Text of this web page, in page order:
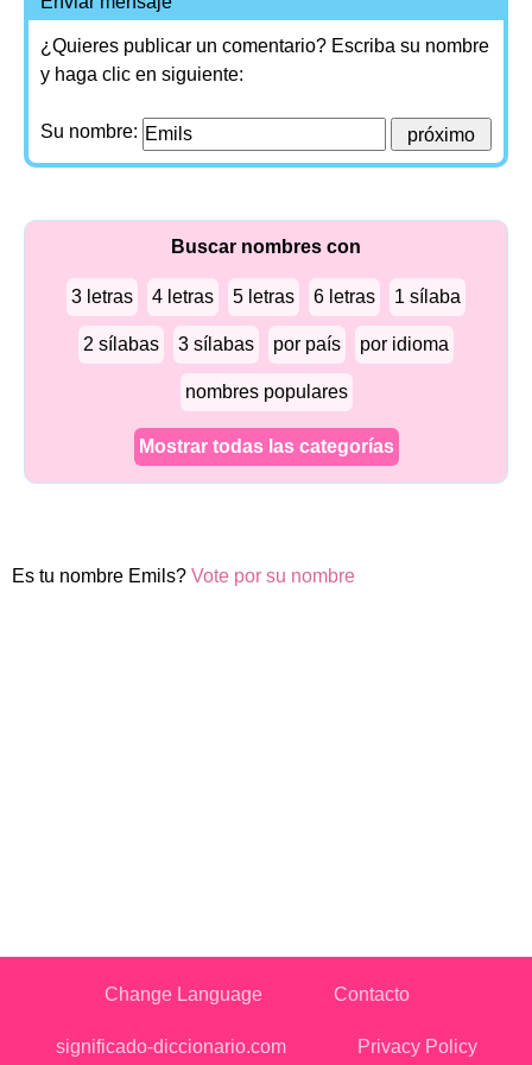
¿Quieres publicar un comentario? Escriba su nombre
y haga clic en siguiente:
Su nombre:
Buscar nombres con
3 letras 4 letras 5 letras 6 letras 1 sílaba
2 sílabas 3 sílabas por país por idioma
nombres populares
Mostrar todas las categorías
Es tu nombre Emils? Vote por su nombre
Change Language Contacto
significado-diccionario.com Privacy Policy